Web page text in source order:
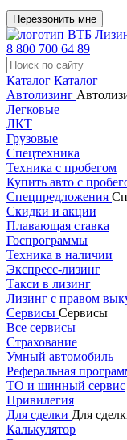
Перезвонить мне
8 800 700 64 89
Каталог Каталог
Автолизинг
Легковые
ЛКТ
Грузовые
Спецтехника
Техника с пробегом
Купить авто с
Спецпредложения
Скидки и акции
Плавающая ставка
Госпрограммы
Техника в наличии
Экспресс-лизинг
Такси в лизинг
Лизинг с правом
Сервисы Сервисы
Все сервисы
Страхование
Умный автомобиль
Реферальная
ТО и шинный сервис
Привилегия
Для сделки Для
Калькулятор